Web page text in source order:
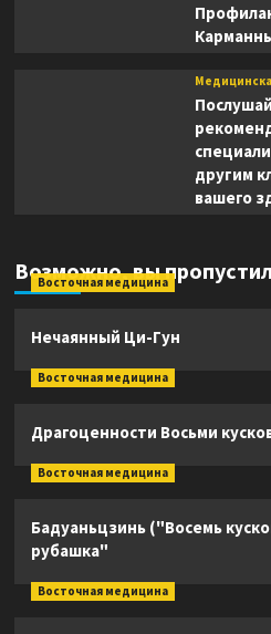
другим
вашего
Возможно, вы
Восточная медицина
Нечаянный Ци-Гун
Восточная медицина
Драгоценности Восьми
Восточная медицина
Бадуаньцзинь ("Восемь
рубашка"
Восточная медицина